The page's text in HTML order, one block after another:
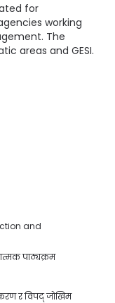
for
working
The
areas and GESI.
and
पाठ्यक्रम
र विपद् जोखिम